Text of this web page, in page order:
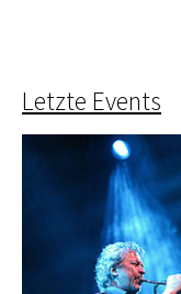
Letzte Events